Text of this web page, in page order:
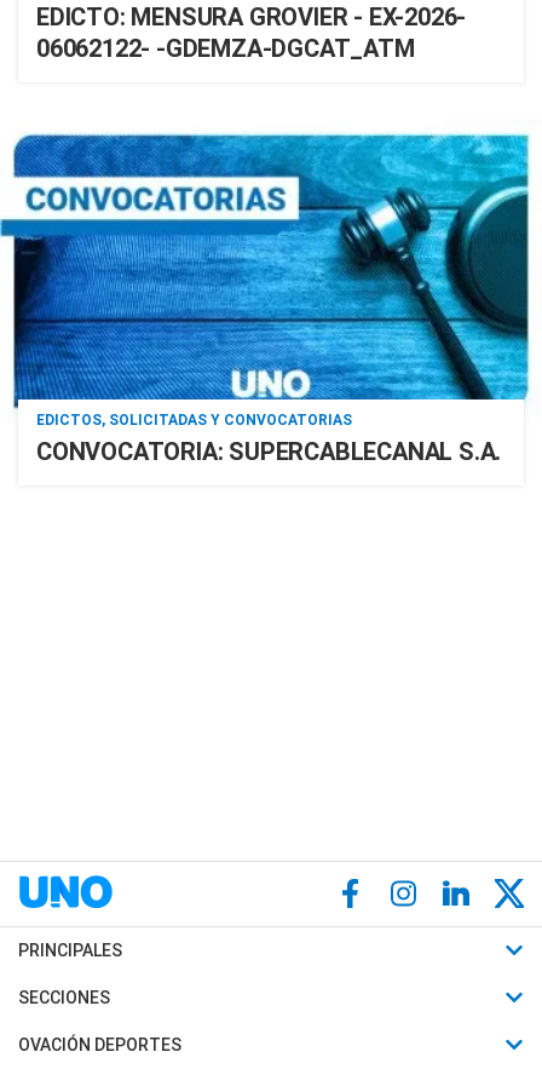
EDICTO: MENSURA GROVIER - EX-2026-
06062122- -GDEMZA-DGCAT_ATM
EDICTOS, SOLICITADAS Y CONVOCATORIAS
CONVOCATORIA: SUPERCABLECANAL S.A.
PRINCIPALES
Últimas Noticias
Política
SECCIONES
Horóscopo
OVACIÓN DEPORTES